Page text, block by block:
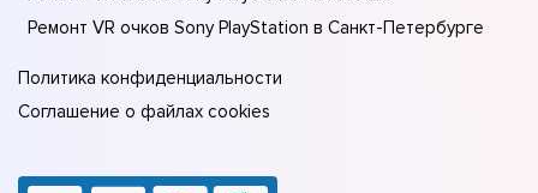
Ремонт VR очков Sony PlayStation в Санкт-Петербурге
Политика конфиденциальности
Соглашение о файлах cookies